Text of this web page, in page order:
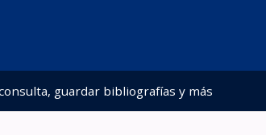
guardar bibliografías y más